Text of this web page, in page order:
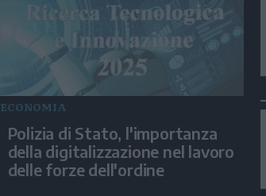
ECONOMIA
Polizia di Stato, l'importanza
della digitalizzazione nel lavoro
delle forze dell'ordine